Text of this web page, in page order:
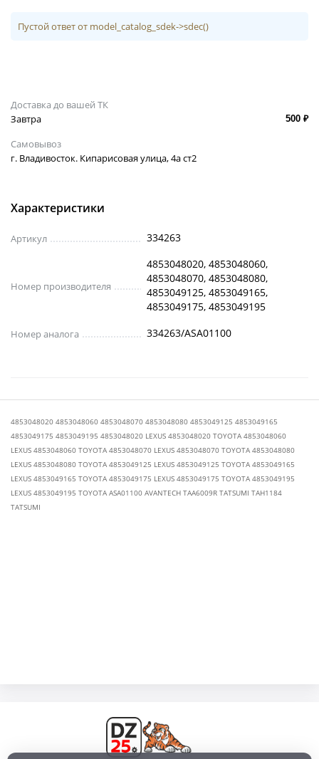
Пустой ответ от model_catalog_sdek->sdec()
Доставка до вашей ТК
Завтра
500 ₽
Самовывоз
г. Владивосток. Кипарисовая улица, 4а ст2
Характеристики
Артикул 334263
Номер производителя
4853048020, 4853048060,
4853048070, 4853048080,
4853049125, 4853049165,
4853049175, 4853049195
Номер аналога 334263/ASA01100
4853048020 4853048060 4853048070 4853048080 4853049125 4853049165
4853049175 4853049195 4853048020 LEXUS 4853048020 TOYOTA 4853048060
LEXUS 4853048060 TOYOTA 4853048070 LEXUS 4853048070 TOYOTA 4853048080
LEXUS 4853048080 TOYOTA 4853049125 LEXUS 4853049125 TOYOTA 4853049165
LEXUS 4853049165 TOYOTA 4853049175 LEXUS 4853049175 TOYOTA 4853049195
LEXUS 4853049195 TOYOTA ASA01100 AVANTECH TAA6009R TATSUMI TAH1184
TATSUMI